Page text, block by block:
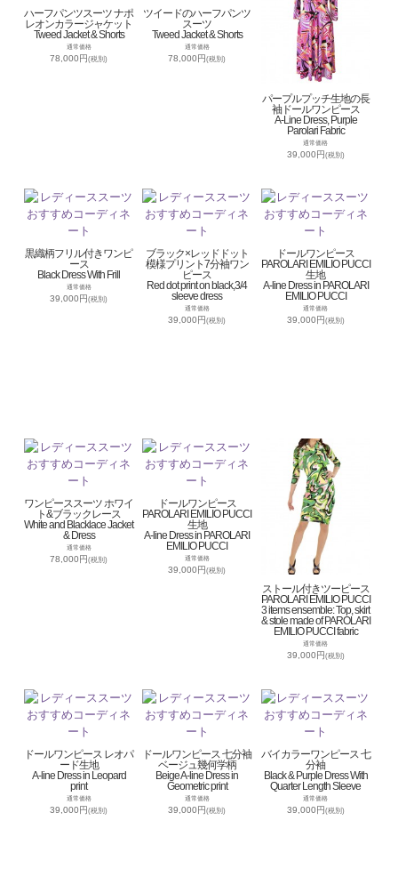
ハーフパンツスーツ ナポ
レオンカラージャケット
Tweed Jacket & Shorts
通常価格
78,000円(税別)
ツイードのハーフパンツ
スーツ
Tweed Jacket & Shorts
通常価格
78,000円(税別)
パープルプッチ生地の長
袖ドールワンピース
A-Line Dress, Purple
Parolari Fabric
通常価格
39,000円 (税別)
黒織柄フリル付きワンピ
ース
Black Dress With Frill
通常価格
39,000円(税別)
ブラック×レッドドット
模様プリント7分袖ワン
ピース
Red dot print on black,3/4
sleeve dress
通常価格
39,000円(税別)
ドールワンピース
PAROLARI EMILIO PUCCI
生地
A-line Dress in PAROLARI
EMILIO PUCCI
通常価格
39,000円(税別)
ワンピーススーツ ホワイ
ト&ブラックレース
White and Blacklace Jacket
& Dress
通常価格
78,000円(税別)
ドールワンピース
PAROLARI EMILIO PUCCI
生地
A-line Dress in PAROLARI
EMILIO PUCCI
通常価格
39,000円(税別)
ストール付きツーピース
PAROLARI EMILIO PUCCI
3 items ensemble: Top, skirt
& stole made of PAROLARI
EMILIO PUCCI fabric
通常価格
39,000円 (税別)
ドールワンピース レオパ
ード生地
A-line Dress in Leopard
print
通常価格
39,000円(税別)
ドールワンピース 七分袖
ベージュ幾何学柄
Beige A-line Dress in
Geometric print
通常価格
39,000円(税別)
バイカラーワンピース 七
分袖
Black & Purple Dress With
Quarter Length Sleeve
通常価格
39,000円(税別)